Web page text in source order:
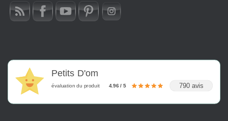
Petits D'om
évaluation du produit 4.96 / 5 790 avis